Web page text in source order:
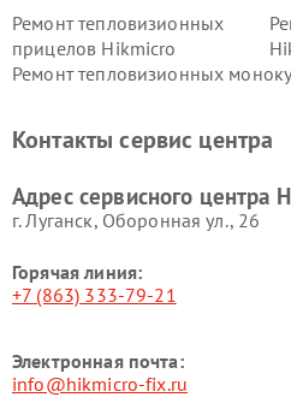
Ремонт тепловизионных
прицелов Hikmicro
Ремонт тепловизионных
Контакты сервис центра
Адрес сервисного центра
г. Луганск, Оборонная ул., 26
Горячая линия:
+7 (863) 333-79-21
Электронная почта:
info@hikmicro-fix.ru